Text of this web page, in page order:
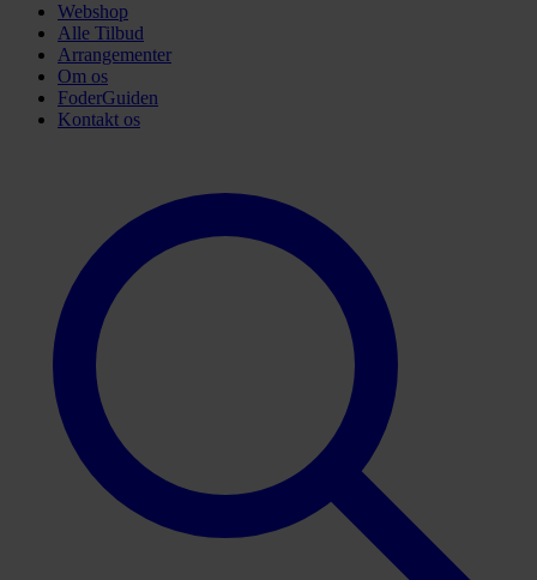
Webshop
Alle Tilbud
Arrangementer
Om os
FoderGuiden
Kontakt os